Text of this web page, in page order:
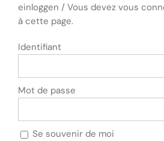
einloggen / Vous devez vous
à cette page.
Identifiant
Mot de passe
Se souvenir de moi